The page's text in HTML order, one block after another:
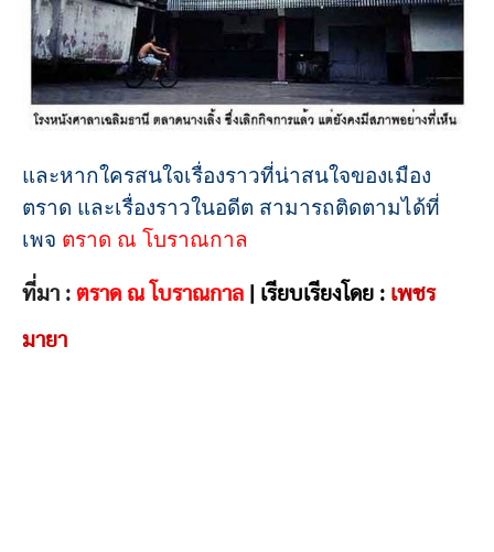
และหากใครสนใจเรื่องราวที่น่าสนใจของเมือง
ตราด และเรื่องราวในอดีต สามารถติดตามได้ที่
เพจ ตราด ณ โบราณกาล
ที่มา : ตราด ณ โบราณกาล | เรียบเรียงโดย : เพชร
มายา